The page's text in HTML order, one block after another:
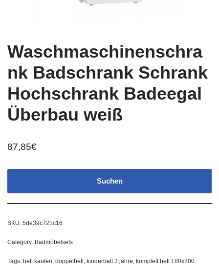
Waschmaschinenschra
nk Badschrank Schrank
Hochschrank Badeegal
Überbau weiß
87,85€
Suchen
SKU: 5de39c721c16
Category: Badmöbelsets
Tags: bett kaufen, doppelbett, kinderbett 3 jahre, komplett bett 180x200